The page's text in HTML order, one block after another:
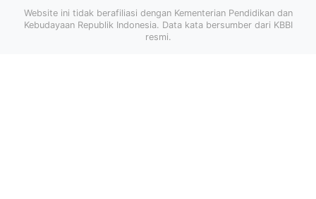
Website ini tidak berafiliasi dengan Kementerian Pendidikan dan
Kebudayaan Republik Indonesia. Data kata bersumber dari KBBI
resmi.